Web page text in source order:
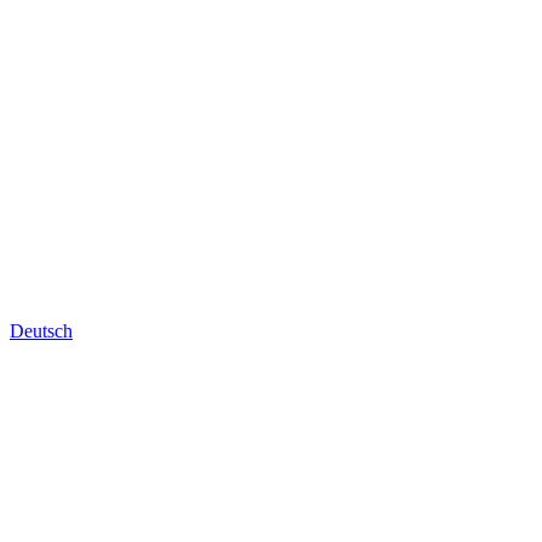
Deutsch